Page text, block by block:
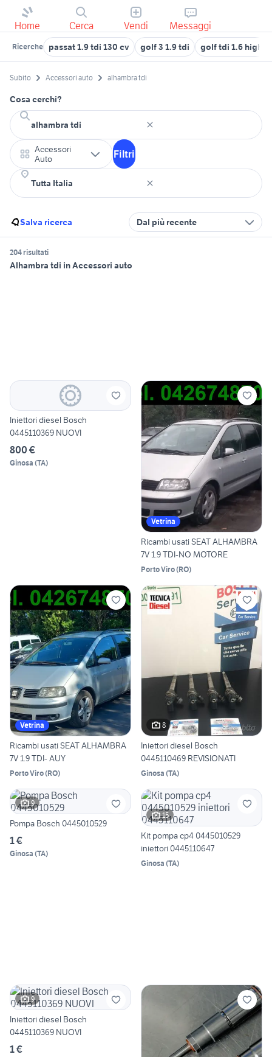
Home Cerca Vendi Messaggi
Ricerche passat 1.9 tdi 130 cv golf 3 1.9 tdi golf tdi 1.6
Subito Accessori auto alhambra tdi
Cosa cerchi?
Accessori
Auto
Filtri
Salva ricerca Dal più recente
204 risultati
Alhambra tdi in Accessori auto
Iniettori diesel Bosch
0445110369 NUOVI
800 €
Ginosa (TA)
Vetrina
Ricambi usati SEAT ALHAMBRA
7V 1.9 TDI-NO MOTORE
Porto Viro(RO)
Vetrina
Ricambi usati SEAT ALHAMBRA
7V 1.9 TDI- AUY
Porto Viro(RO)
8
Iniettori diesel Bosch
0445110469 REVISIONATI
Ginosa (TA)
9
Pompa Bosch 0445010529
1 €
Ginosa (TA)
15
Kit pompa cp4 0445010529
iniettori 0445110647
Ginosa (TA)
9
Iniettori diesel Bosch
0445110369 NUOVI
1 €